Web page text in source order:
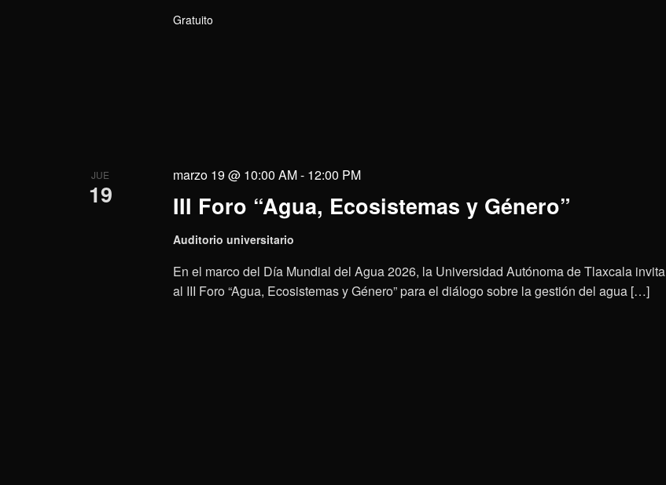
Gratuito
JUE
19 III Foro “Agua, Ecosistemas y Género”
marzo 19 @ 10:00 AM- 12:00 PM
Auditorio universitario
En el marco del Día Mundial del Agua 2026, la Universidad Autónoma de Tlaxcala invita
al III Foro “Agua, Ecosistemas y Género” para el diálogo sobre la gestión del agua […]